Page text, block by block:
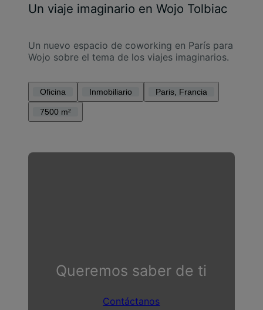
Un viaje imaginario en Wojo Tolbiac
Un nuevo espacio de coworking en París para
Wojo sobre el tema de los viajes imaginarios.
Oficina Inmobiliario Paris, Francia
7500 m²
Queremos saber de ti
Contáctanos